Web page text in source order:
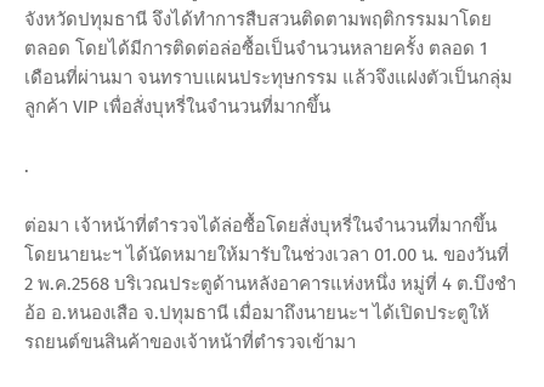
จังหวัดปทุมธานี จึงได้ทำการสืบสวนติดตามพฤติกรรมมาโดย
ตลอด โดยได้มีการติดต่อล่อซื้อเป็นจำนวนหลายครั้ง ตลอด 1
เดือนที่ผ่านมา จนทราบแผนประทุษกรรม แล้วจึงแฝงตัวเป็นกลุ่ม
ลูกค้า VIP เพื่อสั่งบุหรี่ในจำนวนที่มากขึ้น
.
ต่อมา เจ้าหน้าที่ตำรวจได้ล่อซื้อโดยสั่งบุหรี่ในจำนวนที่มากขึ้น
โดยนายนะฯ ได้นัดหมายให้มารับในช่วงเวลา 01.00 น. ของวันที่
2 พ.ค.2568 บริเวณประตูด้านหลังอาคารแห่งหนึ่ง หมู่ที่ 4 ต.บึงชำ
อ้อ อ.หนองเสือ จ.ปทุมธานี เมื่อมาถึงนายนะฯ ได้เปิดประตูให้
รถยนต์ขนสินค้าของเจ้าหน้าที่ตำรวจเข้ามา